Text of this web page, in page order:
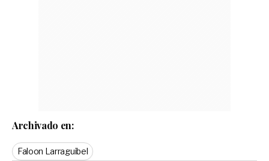
Archivado en:
Faloon Larraguibel